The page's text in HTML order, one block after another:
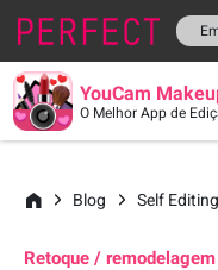
YouCam
O Melhor App de
Blog Self Editing
Retoque /